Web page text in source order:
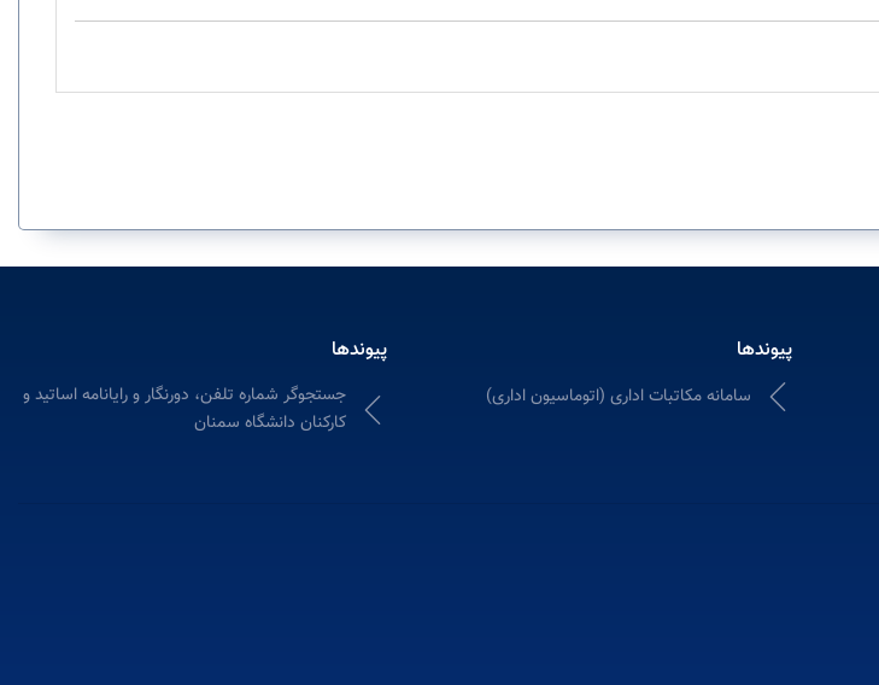
پیوندها
سامانه مکاتبات اداری (اتوماسیون اداری)
پیوندها
جستجوگر شماره تلفن، دورنگار و رایانامه اساتید و
کارکنان دانشگاه سمنان